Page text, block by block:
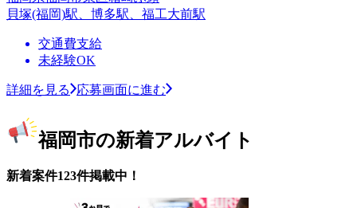
貝塚(福岡)駅、博多駅、福工大前駅
交通費支給
未経験OK
詳細を見る 応募画面に進む
福岡市の新着アルバイト
新着案件123件掲載中！